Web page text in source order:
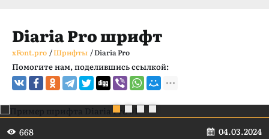
Diaria Pro шрифт
xFont.pro /Шрифты /Diaria Pro
Помогите нам, поделившись ссылкой:
668 04.03.2024